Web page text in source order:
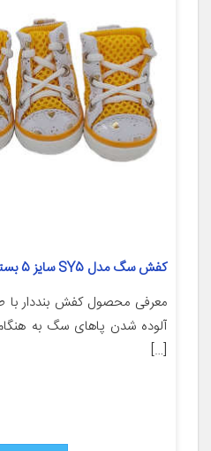
کفش سگ مدل SY5 سایز 5 بسته 4 عددی
معرفی محصول کفش بنددار با
آلوده شدن پاهای سگ به
[…]